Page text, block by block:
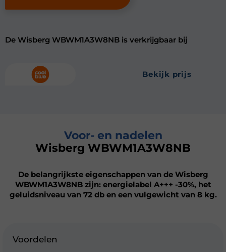
De Wisberg WBWM1A3W8NB is verkrijgbaar bij
bekijk prijs
Voor- en nadelen
Wisberg WBWM1A3W8NB
De belangrijkste eigenschappen van de Wisberg
WBWM1A3W8NB zijn: energielabel A+++ -30%, het
geluidsniveau van 72 db en een vulgewicht van 8 kg.
Voordelen